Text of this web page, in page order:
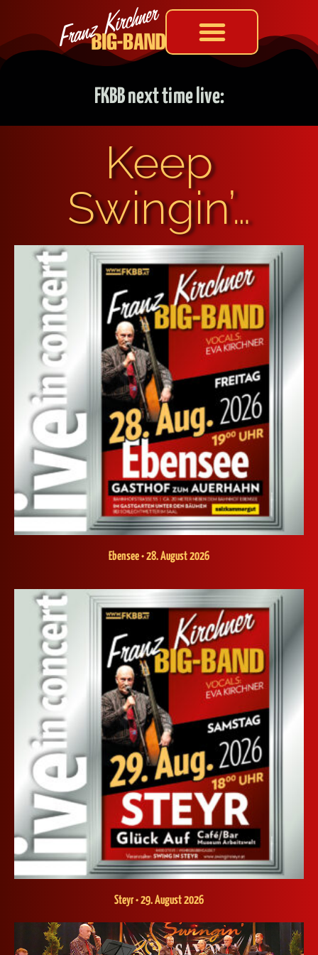
FKBB next time live:
Keep
Swingin’…
Ebensee • 28. August 2026
Steyr • 29. August 2026